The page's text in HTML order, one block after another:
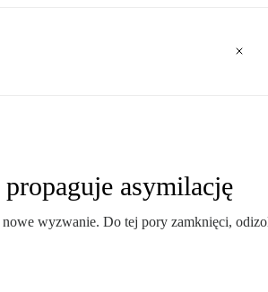
asymilację
wyzwanie. Do tej pory zamknięci,